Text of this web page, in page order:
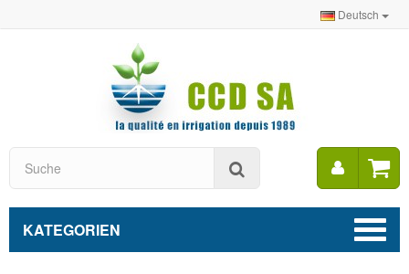
Deutsch
Mein
Konto
KATEGORIEN